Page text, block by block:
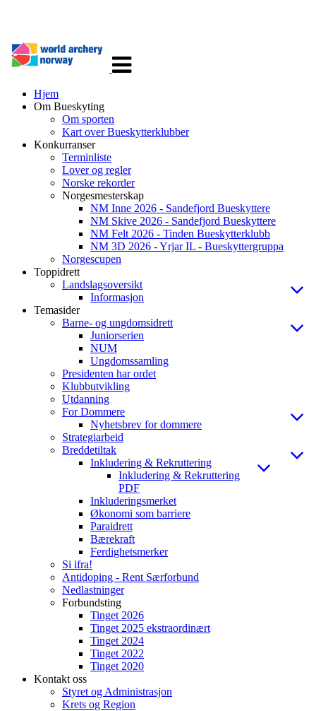
navigasjon
Hjem
Om Bueskyting
Om sporten
Kart over Bueskytterklubber
Konkurranser
Terminliste
Lover og regler
Norske rekorder
Norgesmesterskap
NM Inne 2026 - Sandefjord Bueskyttere
NM Skive 2026 - Sandefjord Bueskyttere
NM Felt 2026 - Tinden Bueskytterklubb
NM 3D 2026 - Yrjar IL - Bueskyttergruppa
Norgescupen
Toppidrett
Landslagsoversikt
Informasjon
Temasider
Barne- og ungdomsidrett
Juniorserien
NUM
Ungdomssamling
Presidenten har ordet
Klubbutvikling
Utdanning
For Dommere
Nyhetsbrev for dommere
Strategiarbeid
Breddetiltak
Inkludering & Rekruttering
Inkludering & Rekruttering
PDF
Inkluderingsmerket
Økonomi som barriere
Paraidrett
Bærekraft
Ferdighetsmerker
Si ifra!
Antidoping - Rent Særforbund
Nedlastninger
Forbundsting
Tinget 2026
Tinget 2025 ekstraordinært
Tinget 2024
Tinget 2022
Tinget 2020
Kontakt oss
Styret og Administrasjon
Krets og Region